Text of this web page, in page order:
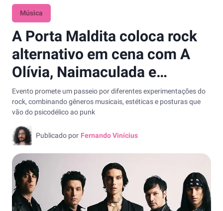
Música
A Porta Maldita coloca rock
alternativo em cena com A
Olívia, Naimaculada e
Applegate na Casa
Rockambole
Evento promete um passeio por diferentes experimentações do
rock, combinando gêneros musicais, estéticas e posturas que
vão do psicodélico ao punk
Publicado por Fernando Vinícius